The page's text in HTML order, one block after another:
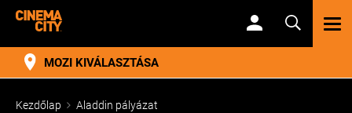
MOZI KIVÁLASZTÁSA
Kezdőlap Aladdin pályázat